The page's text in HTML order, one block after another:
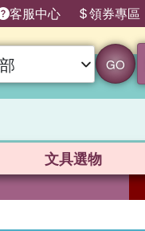
客服中心 領券專區
GO
文具選物